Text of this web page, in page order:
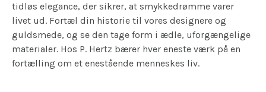
tidløs elegance, der sikrer, at smykkedrømme varer
livet ud. Fortæl din historie til vores designere og
guldsmede, og se den tage form i ædle, uforgængelige
materialer. Hos P. Hertz bærer hver eneste værk på en
fortælling om et enestående menneskes liv.